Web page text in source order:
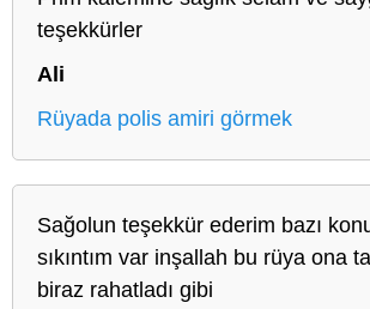
teşekkürler
Ali
Rüyada polis amiri görmek
Sağolun teşekkür ederim bazı
sıkıntım var inşallah bu rüya ona
biraz rahatladı gibi